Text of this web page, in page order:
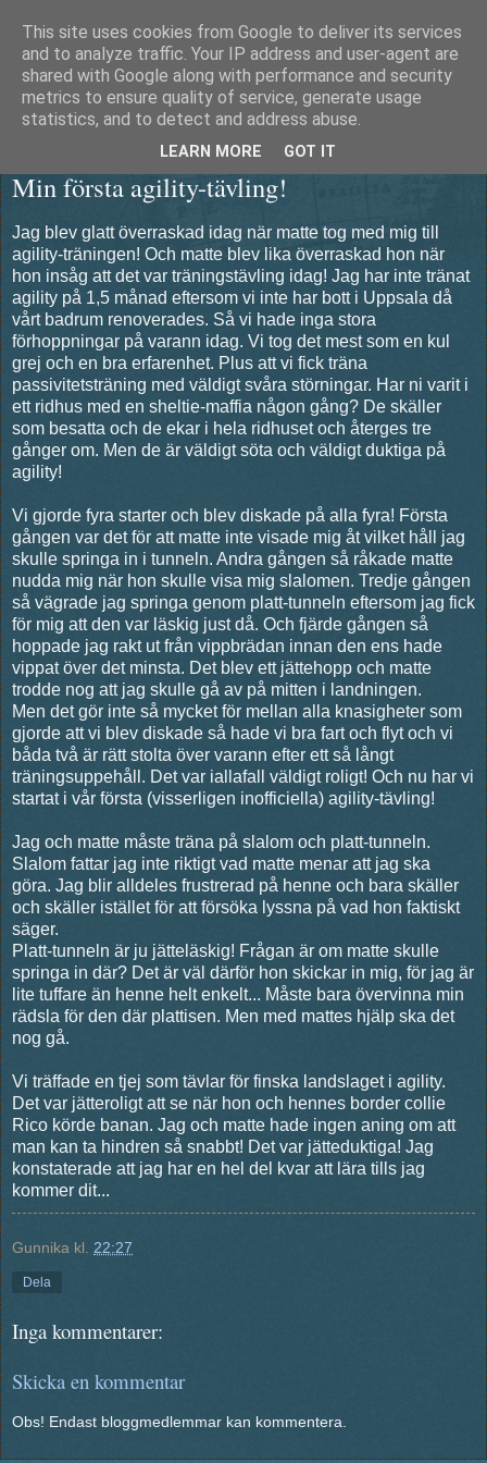
Äventyrshunden Diesel
Min första agility-tävling!
Jag blev glatt överraskad idag när matte tog med mig till
agility-träningen! Och matte blev lika överraskad hon när
hon insåg att det var träningstävling idag! Jag har inte tränat
agility på 1,5 månad eftersom vi inte har bott i Uppsala då
vårt badrum renoverades. Så vi hade inga stora
förhoppningar på varann idag. Vi tog det mest som en kul
grej och en bra erfarenhet. Plus att vi fick träna
passivitetsträning med väldigt svåra störningar. Har ni varit i
ett ridhus med en sheltie-maffia någon gång? De skäller
som besatta och de ekar i hela ridhuset och återges tre
gånger om. Men de är väldigt söta och väldigt duktiga på
agility!
Vi gjorde fyra starter och blev diskade på alla fyra! Första
gången var det för att matte inte visade mig åt vilket håll jag
skulle springa in i tunneln. Andra gången så råkade matte
nudda mig när hon skulle visa mig slalomen. Tredje gången
så vägrade jag springa genom platt-tunneln eftersom jag fick
för mig att den var läskig just då. Och fjärde gången så
hoppade jag rakt ut från vippbrädan innan den ens hade
vippat över det minsta. Det blev ett jättehopp och matte
trodde nog att jag skulle gå av på mitten i landningen.
Men det gör inte så mycket för mellan alla knasigheter som
gjorde att vi blev diskade så hade vi bra fart och flyt och vi
båda två är rätt stolta över varann efter ett så långt
träningsuppehåll. Det var iallafall väldigt roligt! Och nu har vi
startat i vår första (visserligen inofficiella) agility-tävling!
Jag och matte måste träna på slalom och platt-tunneln.
Slalom fattar jag inte riktigt vad matte menar att jag ska
göra. Jag blir alldeles frustrerad på henne och bara skäller
och skäller istället för att försöka lyssna på vad hon faktiskt
säger.
Platt-tunneln är ju jätteläskig! Frågan är om matte skulle
springa in där? Det är väl därför hon skickar in mig, för jag är
lite tuffare än henne helt enkelt... Måste bara övervinna min
rädsla för den där plattisen. Men med mattes hjälp ska det
nog gå.
Vi träffade en tjej som tävlar för finska landslaget i agility.
Det var jätteroligt att se när hon och hennes border collie
Rico körde banan. Jag och matte hade ingen aning om att
man kan ta hindren så snabbt! Det var jätteduktiga! Jag
konstaterade att jag har en hel del kvar att lära tills jag
kommer dit...
Gunnika kl. 22:27
Dela
Inga kommentarer:
Skicka en kommentar
Obs! Endast bloggmedlemmar kan kommentera.
This site uses cookies from Google to deliver its services
and to analyze traffic. Your IP address and user-agent are
shared with Google along with performance and security
metrics to ensure quality of service, generate usage
statistics, and to detect and address abuse.
LEARN MORE GOT IT